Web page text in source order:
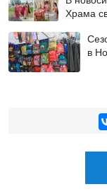
Храма
в